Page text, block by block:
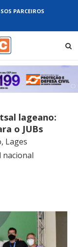
PARCEIROS
lageano:
o JUBs
Lages